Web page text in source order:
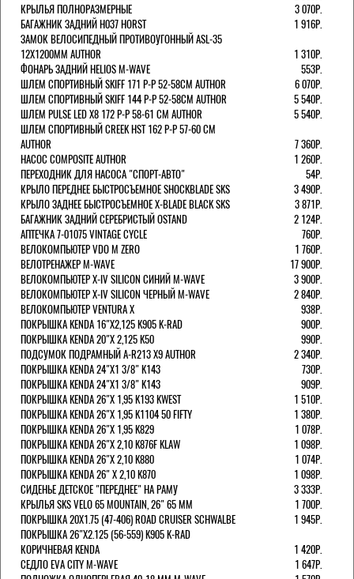
КРЫЛЬЯ ПОЛНОРАЗМЕРНЫЕ
3 070Р.
БАГАЖНИК ЗАДНИЙ H037 HORST
1 916Р.
ЗАМОК ВЕЛОСИПЕДНЫЙ ПРОТИВОУГОННЫЙ ASL-35
12Х1200ММ AUTHOR
1 310Р.
ФОНАРЬ ЗАДНИЙ HELIOS M-WAVE
553Р.
ШЛЕМ СПОРТИВНЫЙ SKIFF 171 Р-Р 52-58СМ AUTHOR
6 070Р.
ШЛЕМ СПОРТИВНЫЙ SKIFF 144 Р-Р 52-58СМ AUTHOR
5 540Р.
ШЛЕМ PULSE LED X8 172 Р-Р 58-61 СМ AUTHOR
5 540Р.
ШЛЕМ СПОРТИВНЫЙ CREEK HST 162 Р-Р 57-60 СМ
AUTHOR
7 360Р.
НАСОС COMPOSITE AUTHOR
1 260Р.
ПЕРЕХОДНИК ДЛЯ НАСОСА "СПОРТ-АВТО"
54Р.
КРЫЛО ПЕРЕДНЕЕ БЫСТРОСЪЕМНОЕ SHOCKBLADE SKS
3 490Р.
КРЫЛО ЗАДНЕЕ БЫСТРОСЪЕМНОЕ X-BLADE BLACK SKS
3 871Р.
БАГАЖНИК ЗАДНИЙ СЕРЕБРИСТЫЙ OSTAND
2 124Р.
АПТЕЧКА 7-01075 VINTAGE CYCLE
760Р.
ВЕЛОКОМПЬЮТЕР VDO M ZERO
1 760Р.
ВЕЛОТРЕНАЖЕР M-WAVE
17 900Р.
ВЕЛОКОМПЬЮТЕР X-IV SILICON СИНИЙ M-WAVE
3 900Р.
ВЕЛОКОМПЬЮТЕР X-IV SILICON ЧЕРНЫЙ M-WAVE
2 840Р.
ВЕЛОКОМПЬЮТЕР VENTURA Х
938Р.
ПОКРЫШКА KENDA 16"Х2,125 K905 K-RAD
900Р.
ПОКРЫШКА KENDA 20"Х 2,125 K50
990Р.
ПОДСУМОК ПОДРАМНЫЙ A-R213 X9 AUTHOR
2 340Р.
ПОКРЫШКА KENDA 24"Х1 3/8" K143
730Р.
ПОКРЫШКА KENDA 24"Х1 3/8" K143
909Р.
ПОКРЫШКА KENDA 26"Х 1,95 K193 KWEST
1 510Р.
ПОКРЫШКА KENDA 26"Х 1,95 K1104 50 FIFTY
1 380Р.
ПОКРЫШКА KENDA 26"Х 1,95 K829
1 078Р.
ПОКРЫШКА KENDA 26"Х 2,10 K876F KLAW
1 098Р.
ПОКРЫШКА KENDA 26"Х 2,10 K880
1 074Р.
ПОКРЫШКА KENDA 26" Х 2,10 K870
1 098Р.
СИДЕНЬЕ ДЕТСКОЕ "ПЕРЕДНЕЕ" НА РАМУ
3 333Р.
КРЫЛЬЯ SKS VELO 65 MOUNTAIN, 26" 65 ММ
1 700Р.
ПОКРЫШКА 20X1.75 (47-406) ROAD CRUISER SCHWALBE
1 945Р.
ПОКРЫШКА 26"Х2.125 (56-559) K905 K-RAD
КОРИЧНЕВАЯ KENDA
1 420Р.
СЕДЛО EVA CITY M-WAVE
1 647Р.